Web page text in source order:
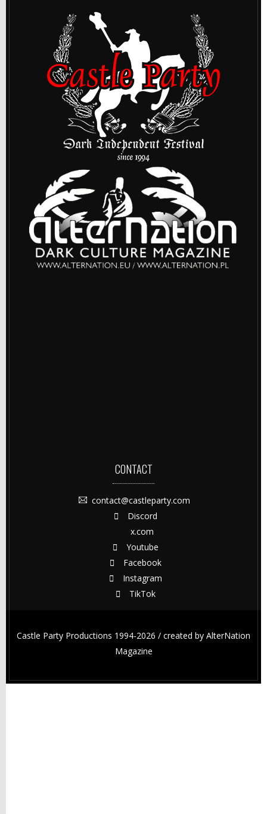
CONTACT
contact@castleparty.com
Discord
x.com
Youtube
Facebook
Instagram
TikTok
Castle Party Productions 1994-2026 / created by AlterNation
Magazine